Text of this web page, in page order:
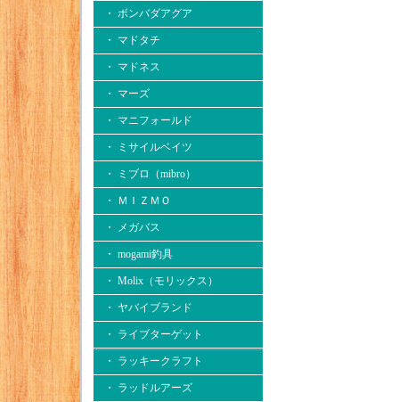
・ ボンバダアグア
・ マドタチ
・ マドネス
・ マーズ
・ マニフォールド
・ ミサイルベイツ
・ ミブロ（mibro）
・ ＭＩＺＭＯ
・ メガバス
・ mogami釣具
・ Molix（モリックス）
・ ヤバイブランド
・ ライブターゲット
・ ラッキークラフト
・ ラッドルアーズ